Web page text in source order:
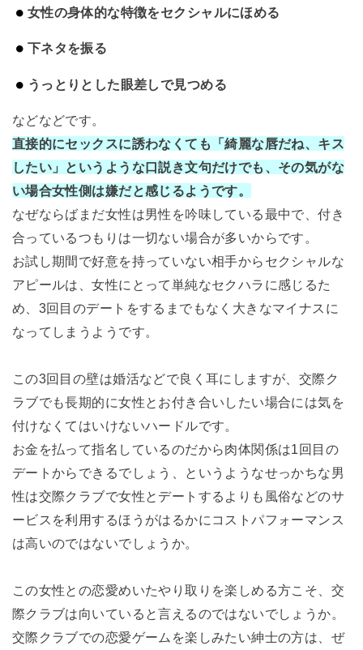
女性の身体的な特徴をセクシャルにほめる
下ネタを振る
うっとりとした眼差しで見つめる
などなどです。
直接的にセックスに誘わなくても「綺麗な唇だね、キス
したい」というような口説き文句だけでも、その気がな
い場合女性側は嫌だと感じるようです。
なぜならばまだ女性は男性を吟味している最中で、付き
合っているつもりは一切ない場合が多いからです。
お試し期間で好意を持っていない相手からセクシャルな
アピールは、女性にとって単純なセクハラに感じるた
め、3回目のデートをするまでもなく大きなマイナスに
なってしまうようです。
この3回目の壁は婚活などで良く耳にしますが、交際ク
ラブでも長期的に女性とお付き合いしたい場合には気を
付けなくてはいけないハードルです。
お金を払って指名しているのだから肉体関係は1回目の
デートからできるでしょう、というようなせっかちな男
性は交際クラブで女性とデートするよりも風俗などのサ
ービスを利用するほうがはるかにコストパフォーマンス
は高いのではないでしょうか。
この女性との恋愛めいたやり取りを楽しめる方こそ、交
際クラブは向いていると言えるのではないでしょうか。
交際クラブでの恋愛ゲームを楽しみたい紳士の方は、ぜ